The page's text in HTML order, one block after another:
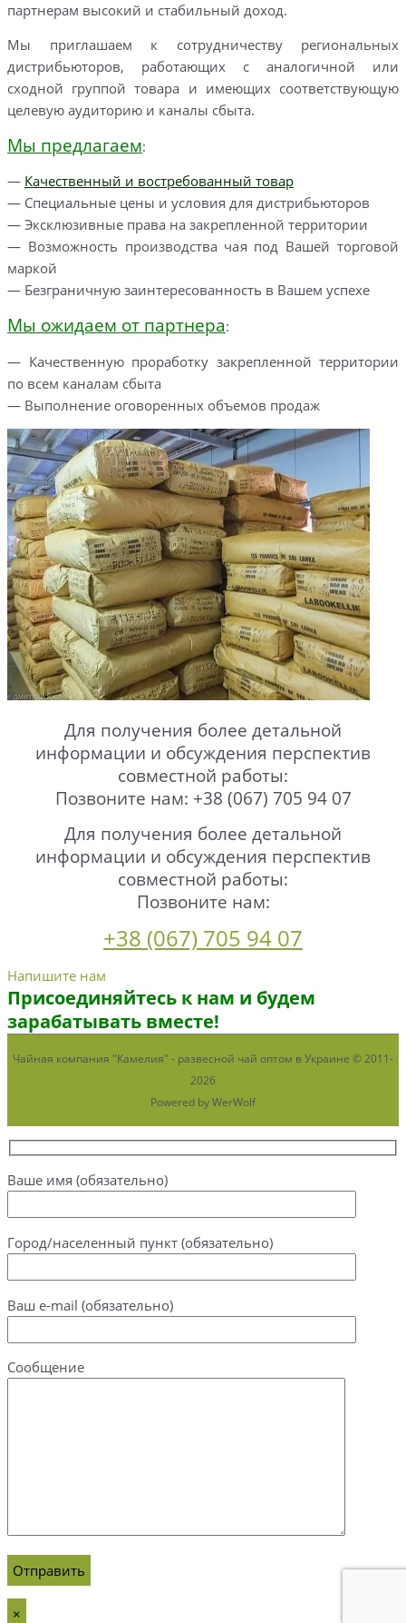
партнерам высокий и стабильный доход.
Мы приглашаем к сотрудничеству региональных
дистрибьюторов, работающих с аналогичной или
сходной группой товара и имеющих соответствующую
целевую аудиторию и каналы сбыта.
Мы предлагаем:
— Качественный и востребованный товар
— Специальные цены и условия для дистрибьюторов
— Эксклюзивные права на закрепленной территории
— Возможность производства чая под Вашей торговой
маркой
— Безграничную заинтересованность в Вашем успехе
Мы ожидаем от партнера:
— Качественную проработку закрепленной территории
по всем каналам сбыта
— Выполнение оговоренных объемов продаж
Для получения более детальной
информации и обсуждения перспектив
совместной работы:
Позвоните нам: +38 (067) 705 94 07
Для получения более детальной
информации и обсуждения перспектив
совместной работы:
Позвоните нам:
+38 (067) 705 94 07
Напишите нам
Присоединяйтесь к нам и будем
зарабатывать вместе!
Чайная компания "Камелия" - развесной чай оптом в Украине © 2011-
2026
Powered by WerWolf
Ваше имя (обязательно)
Город/населенный пункт (обязательно)
Ваш e-mail (обязательно)
Сообщение
×